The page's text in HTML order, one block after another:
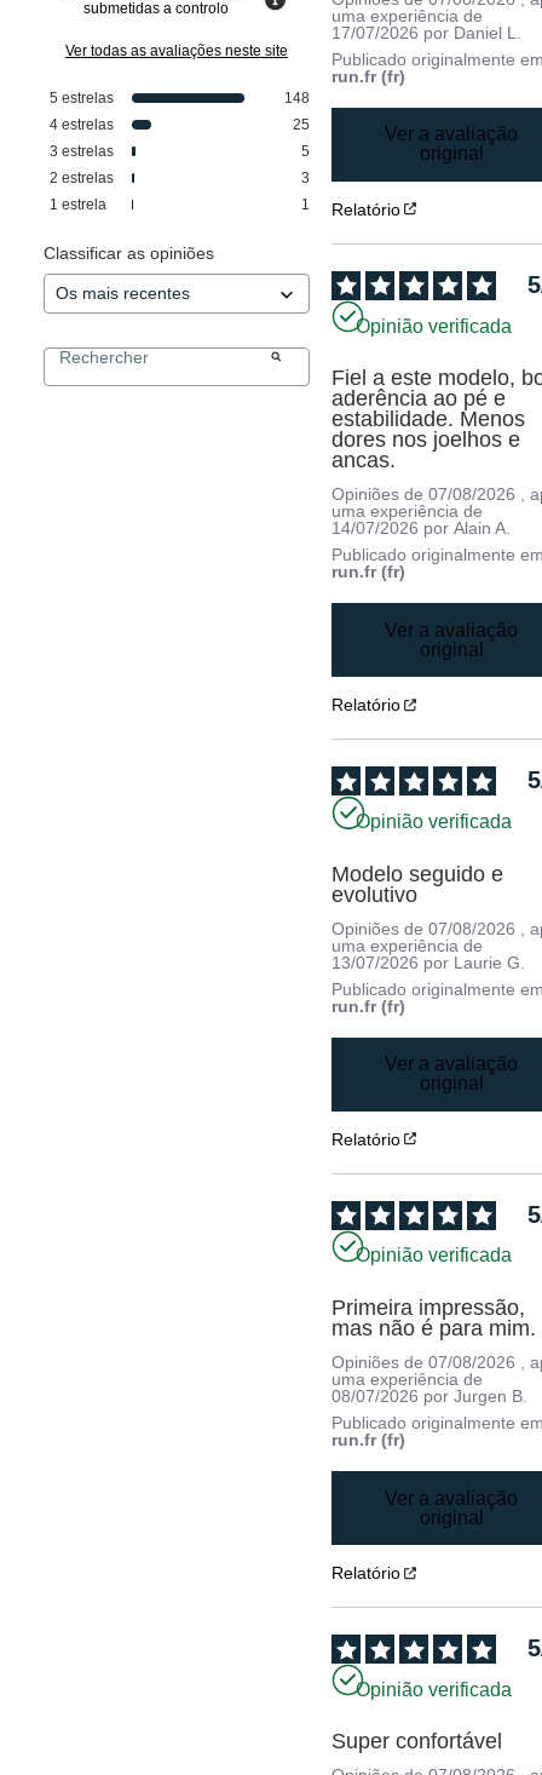
submetidas a controlo
Ver todas as avaliações neste site
5 estrelas
148
4 estrelas
25
3 estrelas
5
2 estrelas
3
1 estrela 1
Classificar as opiniões
uma experiência de
17/07/2026 por Daniel L.
Publicado originalmente
run.fr (fr)
Ver a avaliação
original
Relatório
5
Opinião verificada
Fiel a este modelo,
aderência ao pé e
estabilidade. Menos
dores nos joelhos e
ancas.
Opiniões de07/08/2026
,
uma experiência de
14/07/2026 porAlain A.
Publicado originalmente
run.fr (fr)
Ver a avaliação
original
Relatório
5
Opinião verificada
Modelo seguido e
evolutivo
Opiniões de07/08/2026
,
uma experiência de
13/07/2026 por Laurie G.
Publicado originalmente
run.fr (fr)
Ver a avaliação
original
Relatório
5
Opinião verificada
Primeira impressão,
mas não é para mim.
Opiniões de07/08/2026
,
uma experiência de
08/07/2026 porJurgen B.
Publicado originalmente
run.fr (fr)
Ver a avaliação
original
Relatório
5
Opinião verificada
Super confortável